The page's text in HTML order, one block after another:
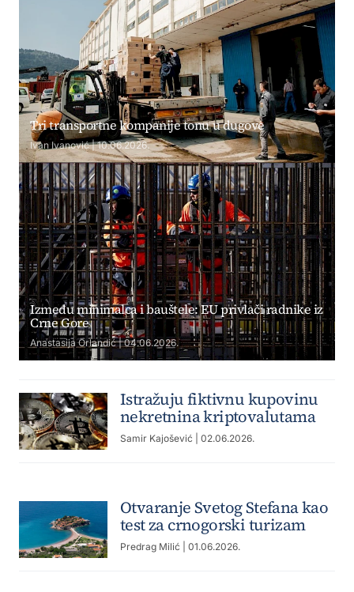
Tri transportne kompanije tonu u dugove
Ivan Ivanović | 10.06.2026.
Između minimalca i bauštele: EU privlači radnike iz
Crne Gore
Anastasija Orlandić | 04.06.2026.
Istražuju fiktivnu kupovinu
nekretnina kriptovalutama
Samir Kajošević | 02.06.2026.
Otvaranje Svetog Stefana kao
test za crnogorski turizam
Predrag Milić | 01.06.2026.